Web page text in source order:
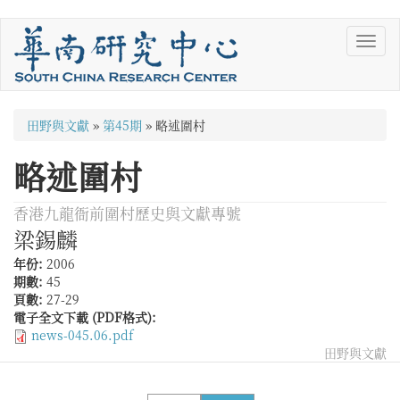
您
在
這
裡
田野與文獻 » 第45期 » 略述圍村
略述圍村
香港九龍衙前圍村歷史與文獻專號
梁錫麟
年份: 2006
期數: 45
頁數: 27-29
電子全文下載 (PDF格式):
news-045.06.pdf
田野與文獻